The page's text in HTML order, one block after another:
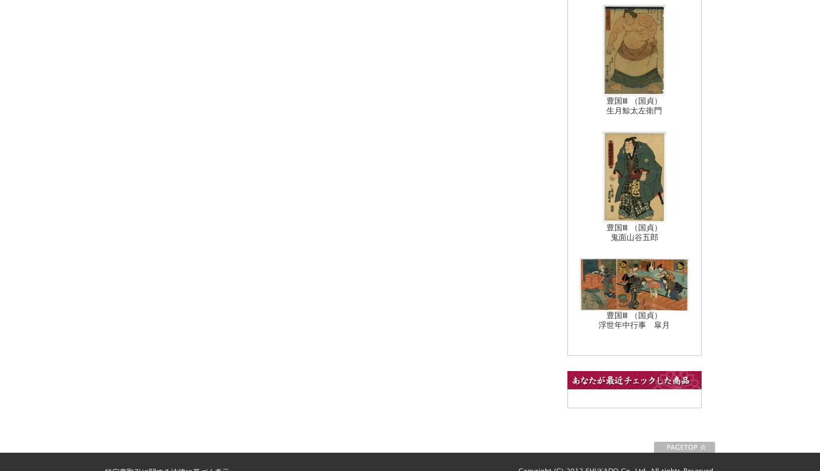
豊国Ⅲ （国貞）
生月鯨太左衛門
豊国Ⅲ （国貞）
鬼面山谷五郎
豊国Ⅲ （国貞）
浮世年中行事 皐月
頭に戻る